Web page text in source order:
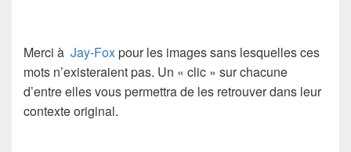
Merci à Jay-Foxpour les images sans lesquelles ces
mots n’existeraient pas. Un « clic » sur chacune
d’entre elles vous permettra de les retrouver dans leur
contexte original.